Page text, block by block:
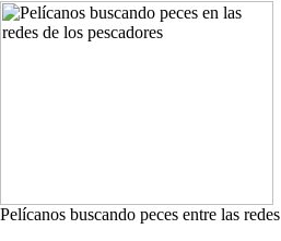
Pelícanos buscando peces entre las redes